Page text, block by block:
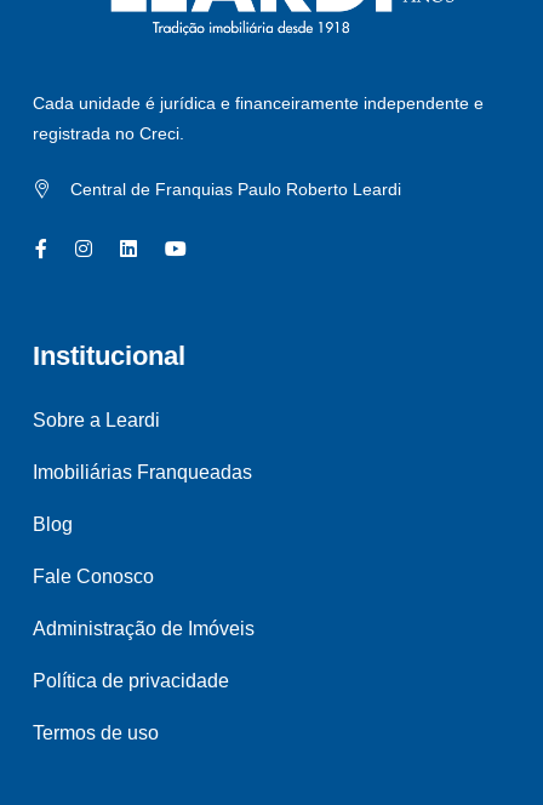
Cada unidade é jurídica e financeiramente independente e
registrada no Creci.
Central de Franquias Paulo Roberto Leardi
Institucional
Sobre a Leardi
Imobiliárias Franqueadas
Blog
Fale Conosco
Administração de Imóveis
Política de privacidade
Termos de uso